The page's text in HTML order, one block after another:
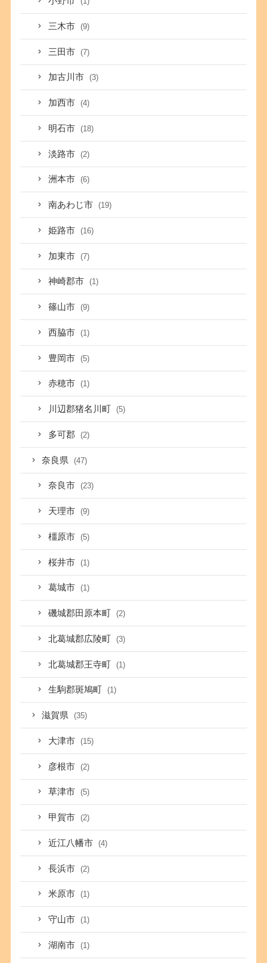
三木市 (9)
三田市 (7)
加古川市 (3)
加西市 (4)
明石市 (18)
淡路市 (2)
洲本市 (6)
南あわじ市 (19)
姫路市 (16)
加東市 (7)
神崎郡市 (1)
篠山市 (9)
西脇市 (1)
豊岡市 (5)
赤穂市 (1)
川辺郡猪名川町 (5)
多可郡 (2)
奈良県 (47)
奈良市 (23)
天理市 (9)
橿原市 (5)
桜井市 (1)
葛城市 (1)
磯城郡田原本町 (2)
北葛城郡広陵町 (3)
北葛城郡王寺町 (1)
生駒郡斑鳩町 (1)
滋賀県 (35)
大津市 (15)
彦根市 (2)
草津市 (5)
甲賀市 (2)
近江八幡市 (4)
長浜市 (2)
米原市 (1)
守山市 (1)
湖南市 (1)